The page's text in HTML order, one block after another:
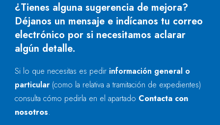
¿Tienes alguna sugerencia de mejora?
Déjanos un mensaje e indícanos tu correo
electrónico por si necesitamos aclarar
algún detalle.
Si lo que necesitas es pedir información general o
particular (como la relativa a tramitación de expedientes)
consulta cómo pedirla en el apartado Contacta con
nosotros.